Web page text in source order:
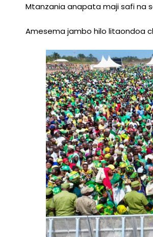
Mtanzania anapata maji safi na
Amesema jambo hilo litaondoa